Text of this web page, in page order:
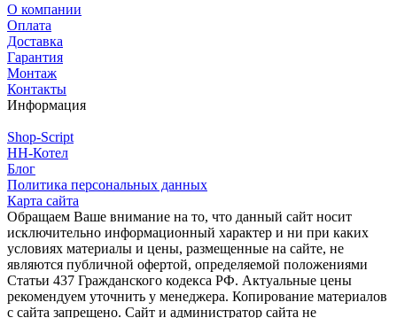
О компании
Оплата
Доставка
Гарантия
Монтаж
Контакты
Информация
Shop-Script
НН-Котел
Блог
Политика персональных данных
Карта сайта
Обращаем Ваше внимание на то, что данный сайт носит
исключительно информационный характер и ни при каких
условиях материалы и цены, размещенные на сайте, не
являются публичной офертой, определяемой положениями
Статьи 437 Гражданского кодекса РФ. Актуальные цены
рекомендуем уточнить у менеджера. Копирование материалов
с сайта запрещено. Сайт и администратор сайта не